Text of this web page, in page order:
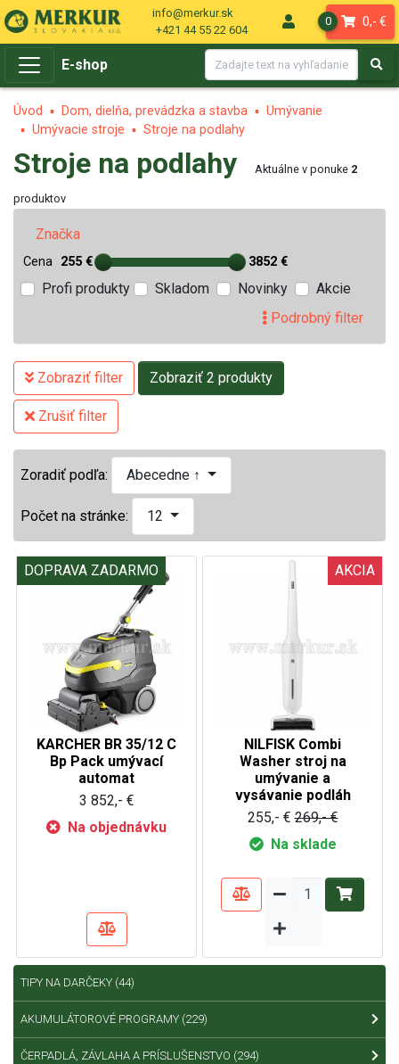
info@merkur.sk
+421 44 55 22 604
0 0,- €
E-shop
Úvod Dom, dielňa, prevádzka a stavba
Umývanie
Umývacie stroje
Stroje na podlahy
Stroje na podlahy Aktuálne v ponuke 2
produktov
Značka
Cena 255 € 3852 €
Profi produkty Skladom Novinky
Akcie
Podrobný filter
Zobraziť filter Zobraziť 2 produkty
Zrušiť filter
Zoradiť podľa: Abecedne ↑
Počet na stránke: 12
DOPRAVA ZADARMO
KARCHER BR 35/12 C
Bp Pack umývací
automat
3 852,- €
Na objednávku
AKCIA
NILFISK Combi
Washer stroj na
umývanie a
vysávanie podláh
255,- € 269,- €
Na sklade
TIPY NA DARČEKY (44)
AKUMULÁTOROVÉ PROGRAMY (229)
ČERPADLÁ, ZÁVLAHA A PRÍSLUŠENSTVO (294)